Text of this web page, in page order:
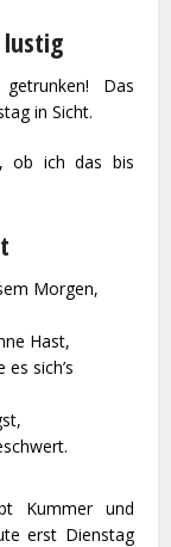
lustig
Das
in Sicht.
ob ich das bis
Morgen,
Hast,
sich’s
Kummer und
erst Dienstag